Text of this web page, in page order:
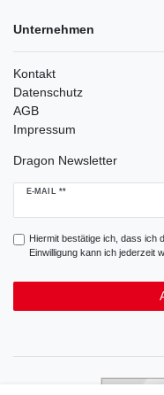
Unternehmen
Kontakt
Datenschutz
AGB
Impressum
Dragon Newsletter
E-MAIL **
Newsletter
Hiermit bestätige ich, dass ich
Einwilligung kann ich jederzeit